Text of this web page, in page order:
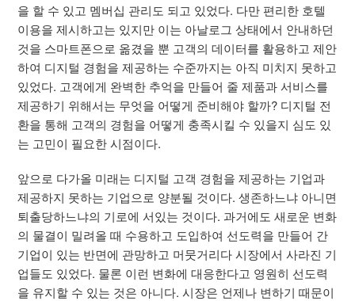
을 할 수 있고 멤버십 관리도 되고 있었다. 다만 편리한 호텔
이용을 제시하고는 있지만 이는 아날로그 상태에서 안내하던
것을 스마트폰으로 옮겼을 뿐 고객의 데이터를 활용하고 제안
하여 디지털 경험을 제공하는 수준까지는 아직 미치지 못하고
있었다. 고객에게 완벽한 추억을 만들어 줄 제품과 서비스를
제공하기 위해서는 무엇을 어떻게 준비해야 할까? 디지털 전
환을 통해 고객의 경험을 어떻게 충족시킬 수 있을지 심도 있
는 고민이 필요한 시점이다.
앞으로 다가올 미래는 디지털 고객 경험을 제공하는 기업과
제공하지 못하는 기업으로 양분될 것이다. 생존하느냐 아니면
퇴출당하느냐의 기로에 서있는 것이다. 과거에도 새로운 변화
의 물결이 밀려올 때 수용하고 도입하여 선도력을 만들어 간
기업이 있는 반면에 관망하고 머뭇거리다 시장에서 사라진 기
업들도 있었다. 물론 이런 변화에 대응한다고 영원히 선도력
을 유지할 수 있는 것은 아니다. 시장은 언제나 변하기 때문이